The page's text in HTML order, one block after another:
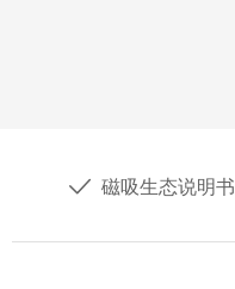
 磁吸生态说明书